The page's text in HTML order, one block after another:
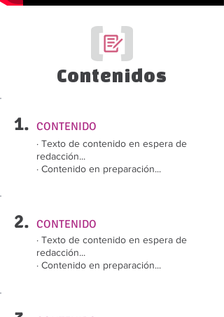
Contenidos
1. CONTENIDO
· Texto de contenido en espera de
redacción...
· Contenido en preparación...
2. CONTENIDO
· Texto de contenido en espera de
redacción...
· Contenido en preparación...